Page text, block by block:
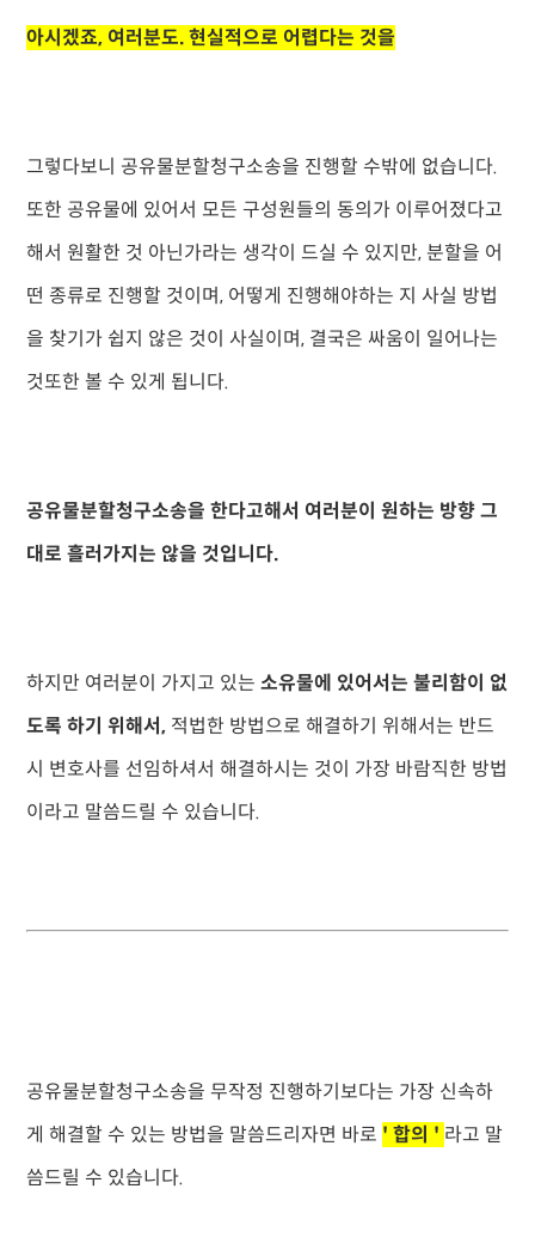
아시겠죠, 여러분도. 현실적으로 어렵다는 것을
그렇다보니 공유물분할청구소송을 진행할 수밖에 없습니다.
또한 공유물에 있어서 모든 구성원들의 동의가 이루어졌다고
해서 원활한 것 아닌가라는 생각이 드실 수 있지만, 분할을 어
떤 종류로 진행할 것이며, 어떻게 진행해야하는 지 사실 방법
을 찾기가 쉽지 않은 것이 사실이며, 결국은 싸움이 일어나는
것또한 볼 수 있게 됩니다.
공유물분할청구소송을 한다고해서 여러분이 원하는 방향 그
대로 흘러가지는 않을 것입니다.
하지만 여러분이 가지고 있는소유물에 있어서는 불리함이 없
도록 하기 위해서, 적법한 방법으로 해결하기 위해서는 반드
시 변호사를 선임하셔서 해결하시는 것이 가장 바람직한 방법
이라고 말씀드릴 수 있습니다.
공유물분할청구소송을 무작정 진행하기보다는 가장 신속하
게 해결할 수 있는 방법을 말씀드리자면 바로 ' 합의 ' 라고 말
씀드릴 수 있습니다.